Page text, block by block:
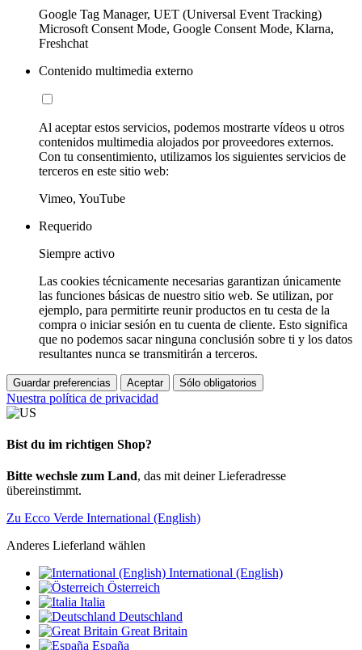
Google Tag Manager, UET (Universal Event Tracking)
Microsoft Consent Mode, Google Consent Mode, Klarna,
Freshchat
Contenido multimedia externo
Al aceptar estos servicios, podemos mostrarte vídeos u otros
contenidos multimedia alojados por proveedores externos.
Con tu consentimiento, utilizamos los siguientes servicios de
terceros en este sitio web:
Vimeo, YouTube
Requerido
Siempre activo
Las cookies técnicamente necesarias garantizan únicamente
las funciones básicas de nuestro sitio web. Se utilizan, por
ejemplo, para permitirte reunir productos en tu cesta de la
compra o iniciar sesión en tu cuenta de cliente. Esto significa
que no podemos sacar ninguna conclusión sobre ti y los datos
resultantes nunca se transmitirán a terceros.
Guardar preferencias Aceptar Sólo obligatorios
Nuestra política de privacidad
Bist du im richtigen Shop?
Bitte wechsle zum Land, das mit deiner Lieferadresse
übereinstimmt.
Zu Ecco Verde International (English)
Anderes Lieferland wählen
International (English)
Österreich
Italia
Deutschland
Great Britain
España